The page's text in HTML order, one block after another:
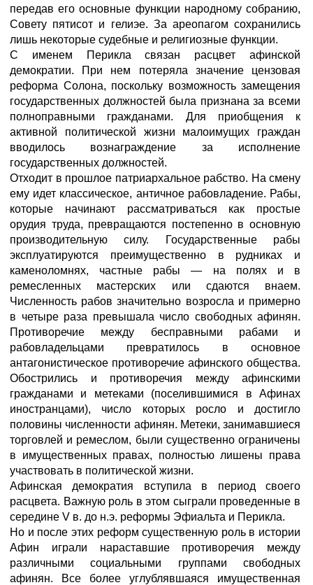
передав его основные функции народному собранию,
Совету пятисот и гелиэе. За ареопагом сохранились
лишь некоторые судебные и религиозные функции.
С именем Перикла связан расцвет афинской
демократии. При нем потеряла значение цензовая
реформа Солона, поскольку возможность замещения
государственных должностей была признана за всеми
полноправными гражданами. Для приобщения к
активной политической жизни малоимущих граждан
вводилось вознаграждение за исполнение
государственных должностей.
Отходит в прошлое патриархальное рабство. На смену
ему идет классическое, античное рабовладение. Рабы,
которые начинают рассматриваться как простые
орудия труда, превращаются постепенно в основную
производительную силу. Государственные рабы
эксплуатируются преимущественно в рудниках и
каменоломнях, частные рабы — на полях и в
ремесленных мастерских или сдаются внаем.
Численность рабов значительно возросла и примерно
в четыре раза превышала число свободных афинян.
Противоречие между бесправными рабами и
рабовладельцами превратилось в основное
антагонистическое противоречие афинского общества.
Обострились и противоречия между афинскими
гражданами и метеками (поселившимися в Афинах
иностранцами), число которых росло и достигло
половины численности афинян. Метеки, занимавшиеся
торговлей и ремеслом, были существенно ограничены
в имущественных правах, полностью лишены права
участвовать в политической жизни.
Афинская демократия вступила в период своего
расцвета. Важную роль в этом сыграли проведенные в
середине V в. до н.э. реформы Эфиальта и Перикла.
Но и после этих реформ существенную роль в истории
Афин играли нараставшие противоречия между
различными социальными группами свободных
афинян. Все более углублявшаяся имущественная